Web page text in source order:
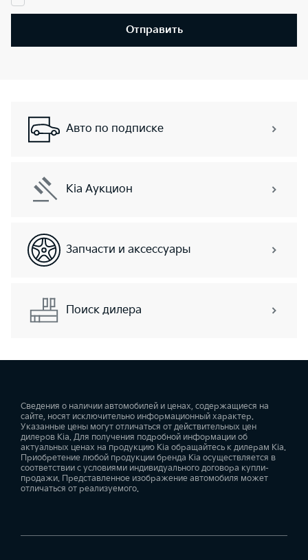
Отправить
Авто по подписке
Kia Аукцион
Запчасти и аксессуары
Поиск дилера
Сведения о наличии автомобилей и ценах, содержащиеся на
сайте, носят исключительно информационный характер.
Указанные цены могут отличаться от действительных цен
дилеров Kia. Для получения подробной информации об
актуальных ценах на продукцию Kia обращайтесь к дилерам Kia.
Приобретение любой продукции бренда Kia осуществляется в
соответствии с условиями индивидуального договора купли-
продажи. Представленное изображение автомобиля может
отличаться от реализуемого.